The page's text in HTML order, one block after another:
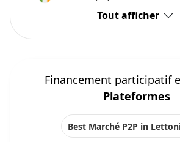
Tout afficher
Financement participatif
Plateformes
Best Marché P2P in